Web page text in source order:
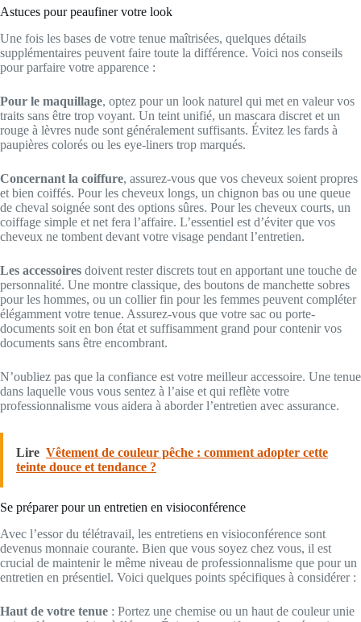
Astuces pour peaufiner votre look
Une fois les bases de votre tenue maîtrisées, quelques détails
supplémentaires peuvent faire toute la différence. Voici nos conseils
pour parfaire votre apparence :
Pour le maquillage, optez pour un look naturel qui met en valeur vos
traits sans être trop voyant. Un teint unifié, un mascara discret et un
rouge à lèvres nude sont généralement suffisants. Évitez les fards à
paupières colorés ou les eye-liners trop marqués.
Concernant la coiffure, assurez-vous que vos cheveux soient propres
et bien coiffés. Pour les cheveux longs, un chignon bas ou une queue
de cheval soignée sont des options sûres. Pour les cheveux courts, un
coiffage simple et net fera l’affaire. L’essentiel est d’éviter que vos
cheveux ne tombent devant votre visage pendant l’entretien.
Les accessoires doivent rester discrets tout en apportant une touche de
personnalité. Une montre classique, des boutons de manchette sobres
pour les hommes, ou un collier fin pour les femmes peuvent compléter
élégamment votre tenue. Assurez-vous que votre sac ou porte-
documents soit en bon état et suffisamment grand pour contenir vos
documents sans être encombrant.
N’oubliez pas que la confiance est votre meilleur accessoire. Une tenue
dans laquelle vous vous sentez à l’aise et qui reflète votre
professionnalisme vous aidera à aborder l’entretien avec assurance.
Lire Vêtement de couleur pêche : comment adopter cette
teinte douce et tendance ?
Se préparer pour un entretien en visioconférence
Avec l’essor du télétravail, les entretiens en visioconférence sont
devenus monnaie courante. Bien que vous soyez chez vous, il est
crucial de maintenir le même niveau de professionnalisme que pour un
entretien en présentiel. Voici quelques points spécifiques à considérer :
Haut de votre tenue : Portez une chemise ou un haut de couleur unie